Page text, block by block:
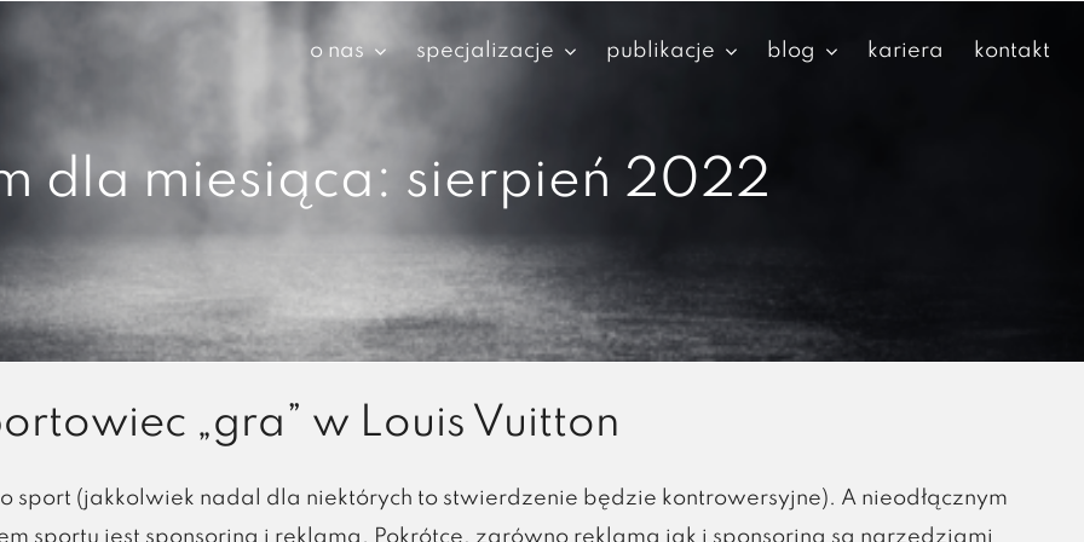
o nas specjalizacje publikacje blog kariera kontakt
dla miesiąca: sierpień 2022
„gra” w Louis Vuitton
sport (jakkolwiek nadal dla niektórych to stwierdzenie będzie kontrowersyjne). A nieodłącznym
sportu jest sponsoring i reklama. Pokrótce, zarówno reklama jak i sponsoring są narzędziami